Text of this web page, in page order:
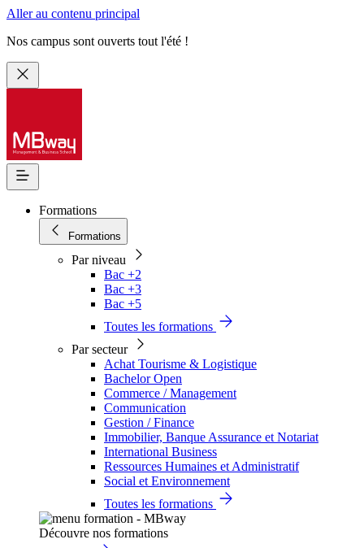
Aller au contenu principal
Nos campus sont ouverts tout l'été !
Formations
Formations
Par niveau
Bac +2
Bac +3
Bac +5
Toutes les formations
Par secteur
Achat Tourisme & Logistique
Bachelor Open
Commerce / Management
Communication
Gestion / Finance
Immobilier, Banque Assurance et Notariat
International Business
Ressources Humaines et Administratif
Social et Environnement
Toutes les formations
Découvre nos formations